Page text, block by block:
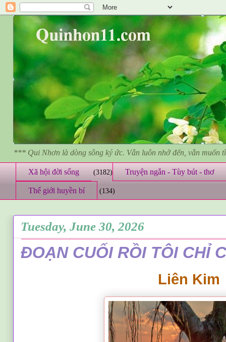
*** Qui Nhơn là dòng sông ký ức. Vẫn luôn nhớ đến, vẫn muốn
Xã hội đời sống (3182) Truyện ngắn - Tùy bút - thơ
Thế giới huyền bí (134)
Tuesday, June 30, 2026
ĐOẠN CUỐI RỒI TÔI CHỈ
Liên Kim